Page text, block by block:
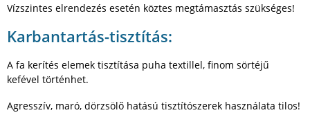
Vízszintes elrendezés esetén köztes megtámasztás szükséges!
Karbantartás-tisztítás:
A fa kerítés elemek tisztítása puha textillel, finom sörtéjű
kefével történhet.
Agresszív, maró, dörzsölő hatású tisztítószerek használata tilos!